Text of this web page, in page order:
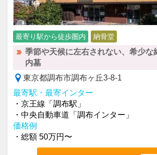
最寄り駅から徒歩圏内 納骨堂
季節や天候に左右されない、希少な
内墓
東京都調布市調布ヶ丘3-8-1
最寄駅・最寄インター
・京王線「調布駅」
・中央自動車道「調布インター」
価格例
・総額 50万円〜